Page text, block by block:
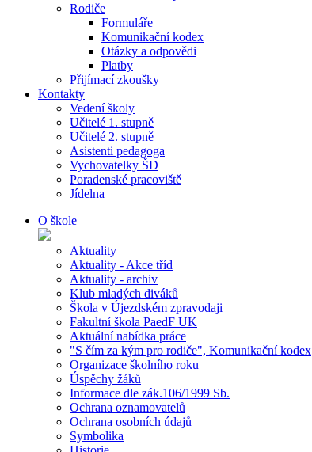
Rodiče
Formuláře
Komunikační kodex
Otázky a odpovědi
Platby
Přijímací zkoušky
Kontakty
Vedení školy
Učitelé 1. stupně
Učitelé 2. stupně
Asistenti pedagoga
Vychovatelky ŠD
Poradenské pracoviště
Jídelna
O škole
Aktuality
Aktuality - Akce tříd
Aktuality - archiv
Klub mladých diváků
Škola v Újezdském zpravodaji
Fakultní škola PaedF UK
Aktuální nabídka práce
"S čím za kým pro rodiče", Komunikační kodex
Organizace školního roku
Úspěchy žáků
Informace dle zák.106/1999 Sb.
Ochrana oznamovatelů
Ochrana osobních údajů
Symbolika